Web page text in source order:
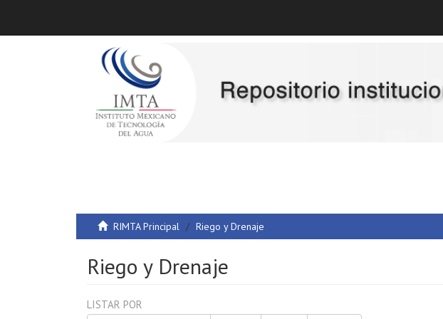
RIMTA Principal Riego y Drenaje
Riego y Drenaje
LISTAR POR